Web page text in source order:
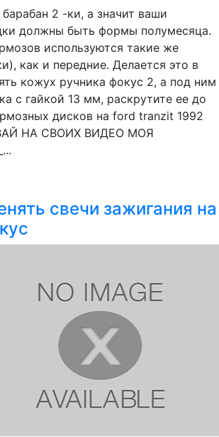
2 -ки, а значит ваши
должны быть формы полумесяца.
используются такие же
как и передние. Делается это в
кожух ручника фокус 2, а под ним
с гайкой 13 мм, раскрутите ее до
дисков на ford tranzit 1992
НА СВОИХ ВИДЕО МОЯ
свечи зажигания на